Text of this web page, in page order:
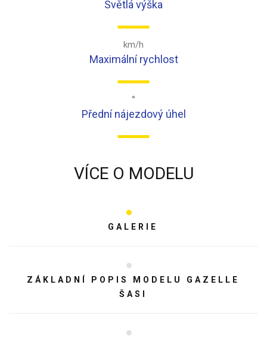
Světlá výška
km/h
Maximální rychlost
°
Přední nájezdový úhel
VÍCE O MODELU
GALERIE
ZÁKLADNÍ POPIS MODELU GAZELLE
ŠASI